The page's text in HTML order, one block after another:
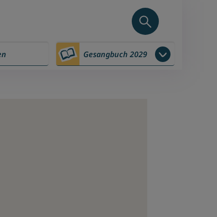
Gesangbuch 2029